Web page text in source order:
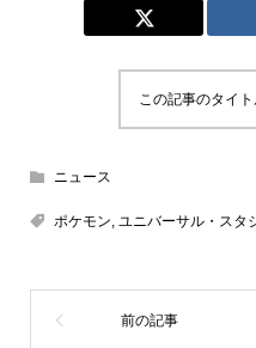
この記事のタイ
ニュース
ポケモン, ユニバーサル・スタ